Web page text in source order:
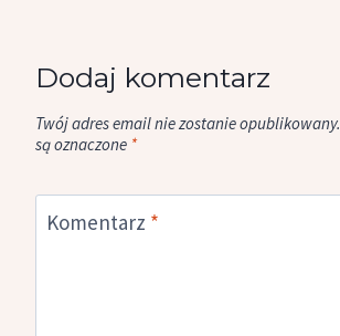
Dodaj komentarz
Twój adres email nie zostanie opublikowany.
są oznaczone *
Komentarz *